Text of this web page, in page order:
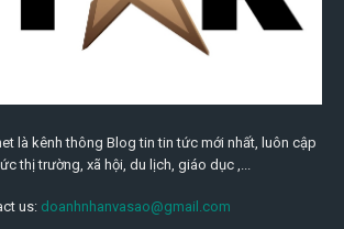
là kênh thông Blog tin tin tức mới nhất, luôn cập
thị trường, xã hội, du lịch, giáo dục ,...
us: doanhnhanvasao@gmail.com